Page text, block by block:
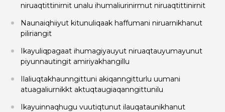
niruaqtittinirnit unalu ihumaliurinirmut niruaqtittinirnit
Naunaiqhiiyut kitunuliqaak haffumani niruarnikhanut
piliriangit
Ikayuliqpagaat ihumagiyauyut niruaqtauyumayunut
piyunnautingit amiriyakhangillu
Ilaliuqtakhaunngittuni akiqanngitturlu uumani
atuagaliurnikkt aktuqtaugiaqanngittunilu
Ikayuinnaqhugu vuutiqtunut ilauqataunikhanut